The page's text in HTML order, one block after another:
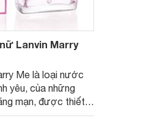
Lanvin Marry
Me là loại nước
yêu, của những
mạn, được thiết
đang tìm kiếm và